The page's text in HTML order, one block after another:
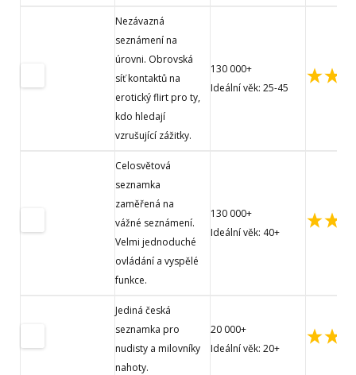
Nezávazná
seznámení na
úrovni. Obrovská
síť kontaktů na
erotický flirt pro ty,
kdo hledají
vzrušující zážitky.
130 000+
Ideální věk: 25-45
Celosvětová
seznamka
zaměřená na
vážné seznámení.
Velmi jednoduché
ovládání a vyspělé
funkce.
130 000+
Ideální věk: 40+
Jediná česká
seznamka pro
nudisty a milovníky
nahoty.
20 000+
Ideální věk: 20+